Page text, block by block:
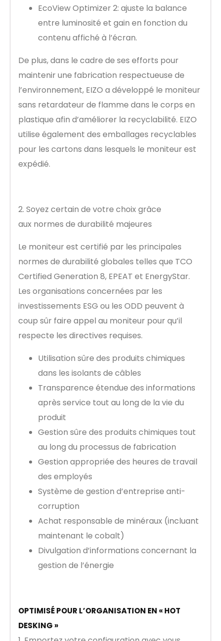
EcoView Optimizer 2: ajuste la balance
entre luminosité et gain en fonction du
contenu affiché à l’écran.
De plus, dans le cadre de ses efforts pour
maintenir une fabrication respectueuse de
l’environnement, EIZO a développé le moniteur
sans retardateur de flamme dans le corps en
plastique afin d’améliorer la recyclabilité. EIZO
utilise également des emballages recyclables
pour les cartons dans lesquels le moniteur est
expédié.
2. Soyez certain de votre choix grâce
aux normes de durabilité majeures
Le moniteur est certifié par les principales
normes de durabilité globales telles que TCO
Certified Generation 8, EPEAT et EnergyStar.
Les organisations concernées par les
investissements ESG ou les ODD peuvent à
coup sûr faire appel au moniteur pour qu’il
respecte les directives requises.
Utilisation sûre des produits chimiques
dans les isolants de câbles
Transparence étendue des informations
après service tout au long de la vie du
produit
Gestion sûre des produits chimiques tout
au long du processus de fabrication
Gestion appropriée des heures de travail
des employés
Système de gestion d’entreprise anti-
corruption
Achat responsable de minéraux (incluant
maintenant le cobalt)
Divulgation d’informations concernant la
gestion de l’énergie
OPTIMISÉ POUR L’ORGANISATION EN « HOT
DESKING »